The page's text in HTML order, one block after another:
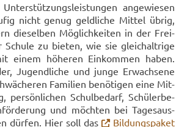
an­ge­wie­sen
nicht genug geld­li­che Mit­tel übrig,
die­sel­ben Mög­lich­kei­ten in der Frei­
zu bie­ten, wie sie gleich­alt­ri­ge
einem hö­he­ren Ein­kom­men haben.
Ju­gend­li­che und junge Er­wach­se­ne
Fa­mi­li­en be­nö­ti­gen eine Mit­
per­sön­li­chen Schul­be­darf, Schü­ler­be­
und möch­ten bei Ta­ges­aus­
dür­fen. Hier soll das
Bil­dungs­pa­ket